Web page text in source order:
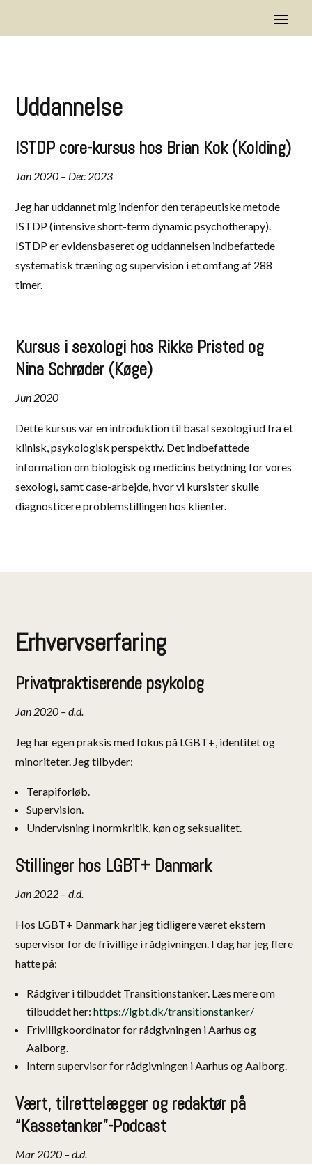
Uddannelse
ISTDP core-kursus hos Brian Kok (Kolding)
Jan 2020 – Dec 2023
Jeg har uddannet mig indenfor den terapeutiske metode
ISTDP (intensive short-term dynamic psychotherapy).
ISTDP er evidensbaseret og uddannelsen indbefattede
systematisk træning og supervision i et omfang af 288
timer.
Kursus i sexologi hos Rikke Pristed og
Nina Schrøder (Køge)
Jun 2020
Dette kursus var en introduktion til basal sexologi ud fra et
klinisk, psykologisk perspektiv. Det indbefattede
information om biologisk og medicins betydning for vores
sexologi, samt case-arbejde, hvor vi kursister skulle
diagnosticere problemstillingen hos klienter.
Erhvervserfaring
Privatpraktiserende psykolog
Jan 2020 – d.d.
Jeg har egen praksis med fokus på LGBT+, identitet og
minoriteter. Jeg tilbyder:
Terapiforløb.
Supervision.
Undervisning i normkritik, køn og seksualitet.
Stillinger hos LGBT+ Danmark
Jan 2022 – d.d.
Hos LGBT+ Danmark har jeg tidligere været ekstern
supervisor for de frivillige i rådgivningen. I dag har jeg flere
hatte på:
Rådgiver i tilbuddet Transitionstanker. Læs mere om
tilbuddet her:https://lgbt.dk/transitionstanker/
Frivilligkoordinator for rådgivningen i Aarhus og
Aalborg.
Intern supervisor for rådgivningen i Aarhus og Aalborg.
Vært, tilrettelægger og redaktør på
“Kassetanker”-Podcast
Mar 2020 – d.d.